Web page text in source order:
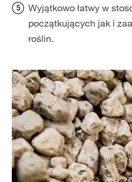
Wyjątkowo łatwy w
początkujących jak i
roślin.